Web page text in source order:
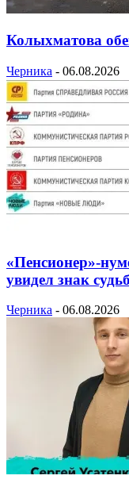
Колыхматова
Черника - 06.08.2026
«Пенсионер»-
увидел знак
Черника - 06.08.2026